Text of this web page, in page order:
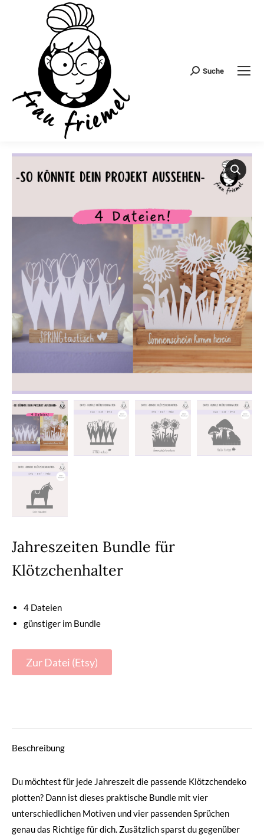
Search:
Suche
Jahreszeiten Bundle für
Klötzchenhalter
4 Dateien
günstiger im Bundle
Zur Datei (Etsy)
Beschreibung
Du möchtest für jede Jahreszeit die passende Klötzchendeko
plotten? Dann ist dieses praktische Bundle mit vier
unterschiedlichen Motiven und vier passenden Sprüchen
genau das Richtige für dich. Zusätzlich sparst du gegenüber